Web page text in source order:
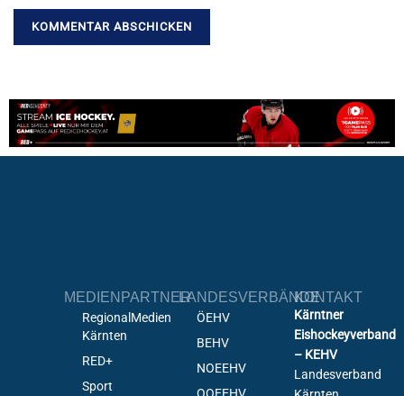
MEDIENPARTNER
RegionalMedien
Kärnten
RED+
Sport
LANDESVERBÄNDE
ÖEHV
BEHV
NOEEHV
KONTAKT
Kärntner
Eishockeyverband
– KEHV
Landesverband